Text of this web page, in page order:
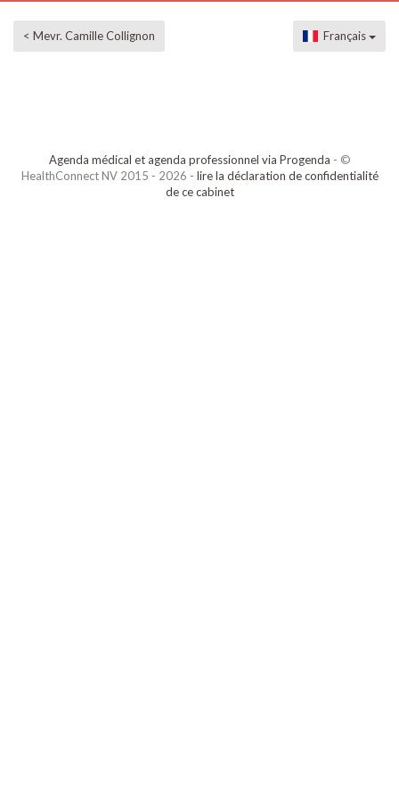
< Mevr. Camille Collignon Français
Agenda médical et agenda professionnel via Progenda - ©
HealthConnect NV 2015 - 2026 - lire la déclaration de confidentialité
de ce cabinet